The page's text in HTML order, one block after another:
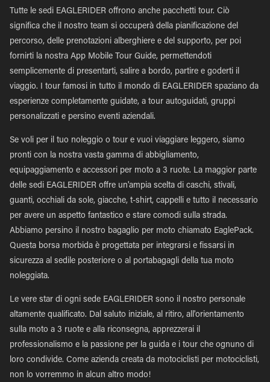
Tutte le sedi EAGLERIDER offrono anche pacchetti tour. Ciò
significa che il nostro team si occuperà della pianificazione del
percorso, delle prenotazioni alberghiere e del supporto, per poi
fornirti la nostra App Mobile Tour Guide, permettendoti
semplicemente di presentarti, salire a bordo, partire e goderti il
viaggio. I tour famosi in tutto il mondo di EAGLERIDER spaziano da
esperienze completamente guidate, a tour autoguidati, gruppi
personalizzati e persino eventi aziendali.
Se voli per il tuo noleggio o tour e vuoi viaggiare leggero, siamo
pronti con la nostra vasta gamma di abbigliamento,
equipaggiamento e accessori per moto a 3 ruote. La maggior parte
delle sedi EAGLERIDER offre un'ampia scelta di caschi, stivali,
guanti, occhiali da sole, giacche, t-shirt, cappelli e tutto il necessario
per avere un aspetto fantastico e stare comodi sulla strada.
Abbiamo persino il nostro bagaglio per moto chiamato EaglePack.
Questa borsa morbida è progettata per integrarsi e fissarsi in
sicurezza al sedile posteriore o al portabagagli della tua moto
noleggiata.
Le vere star di ogni sede EAGLERIDER sono il nostro personale
altamente qualificato. Dal saluto iniziale, al ritiro, all'orientamento
sulla moto a 3 ruote e alla riconsegna, apprezzerai il
professionalismo e la passione per la guida e i tour che ognuno di
loro condivide. Come azienda creata da motociclisti per motociclisti,
non lo vorremmo in alcun altro modo!